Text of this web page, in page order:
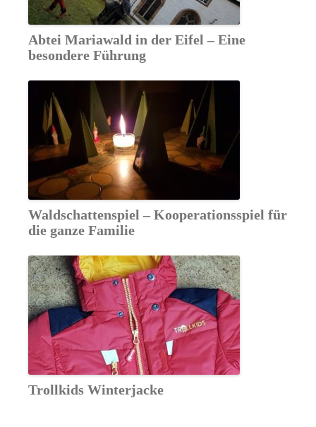
Abtei Mariawald in der Eifel – Eine
besondere Führung
Waldschattenspiel – Kooperationsspiel für
die ganze Familie
Trollkids Winterjacke